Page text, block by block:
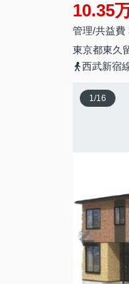
10.35
管理/共益費
東京都東久
西武新宿
1/16